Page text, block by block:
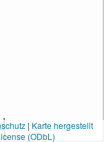
| Karte hergestellt
(ODbL)